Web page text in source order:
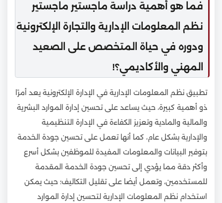
فما هو أهمية دراسة ماجستير ماجستير
نظم المعلومات الإدارية والتجارة الإلكترونية
ودوره في حياة المتخصص على الصعيد
المهني والأكاديمي؟!
تطبيق نظم المعلومات الإدارية في الإدارة الإلكترونية يعد أمرًا
ذو أهمية كبيرة، حيث يساعد على تحسين إدارة الموارد البشرية
والمالية والمادية وتعزيز الكفاءة في الإدارة التنظيمية
والإدارية بشكل عام، كما أنها تعمل على تحسين جودة الخدمة
بتوفير البيانات والمعلومات المفيدة للموظفين بشكل أسرع
وأكثر دقة مما يؤدي إلى تحسين جودة الخدمة المقدمة
للمستخدمين، وتعمل أيضا على تقليل التكاليف؛ حيث يمكن
استخدام نظم المعلومات الإدارية لتحسين إدارة الموارد